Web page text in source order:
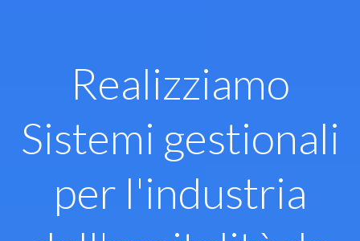
Realizziamo
Sistemi gestionali
per l'industria